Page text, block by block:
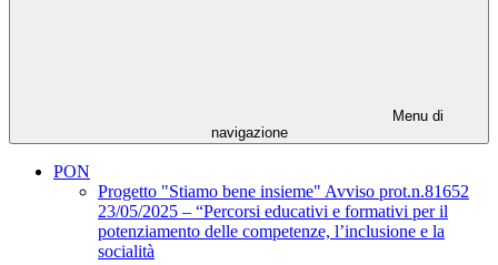
Menu di
navigazione
PON
Progetto "Stiamo bene insieme" Avviso prot.n.81652
23/05/2025 – “Percorsi educativi e formativi per il
potenziamento delle competenze, l’inclusione e la
socialità